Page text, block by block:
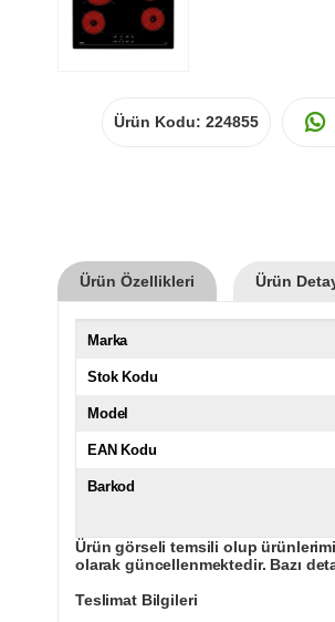
Ürün Kodu: 224855
Ürün Özellikleri Ürün
Marka
Stok Kodu
Model
EAN Kodu
Barkod
Ürün görseli temsili olup
olarak güncellenmektedir. Bazı
Teslimat Bilgileri